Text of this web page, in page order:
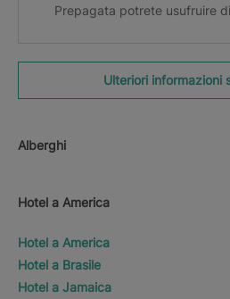
Prepagata potrete usufruire
Ulteriori informazioni
Alberghi
Hotel a America
Hotel a America
Hotel a Brasile
Hotel a Jamaica